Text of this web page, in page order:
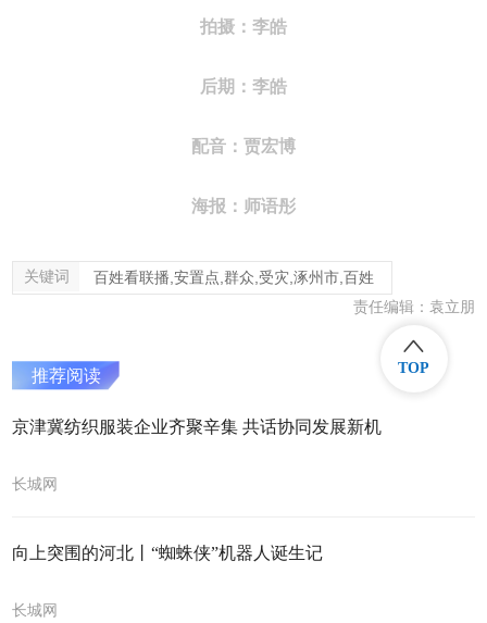
拍摄：李皓
后期：李皓
配音：贾宏博
海报：师语彤
关键词 百姓看联播,安置点,群众,受灾,涿州市,百姓
责任编辑：袁立朋
推荐阅读
京津冀纺织服装企业齐聚辛集 共话协同发展新机
长城网
向上突围的河北丨“蜘蛛侠”机器人诞生记
长城网
TOP